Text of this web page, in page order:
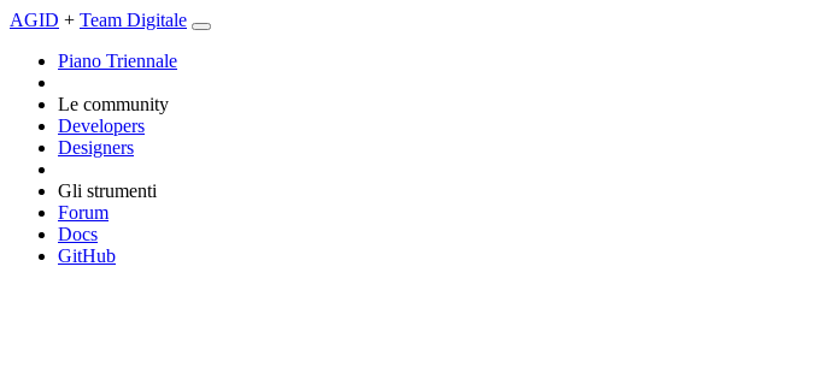
AGID + Team Digitale
Piano Triennale
Le community
Developers
Designers
Gli strumenti
Forum
Docs
GitHub